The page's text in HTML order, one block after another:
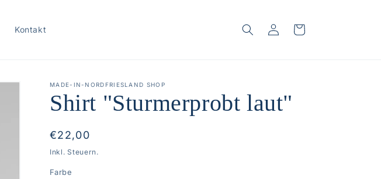
Kontakt EinloggenWarenkorb
MADE-IN-NORDFRIESLAND SHOP
Shirt "Sturmerprobt laut"
Normaler
Preis
€22,00
Inkl. Steuern.
Farbe